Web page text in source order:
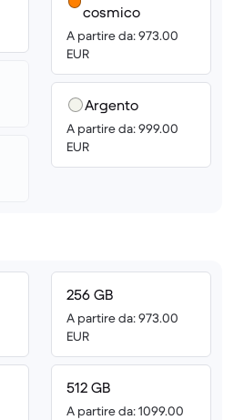
cosmico
A partire da: 973.00
EUR
Argento
A partire da: 999.00
EUR
256 GB
A partire da: 973.00
EUR
512 GB
A partire da: 1099.00